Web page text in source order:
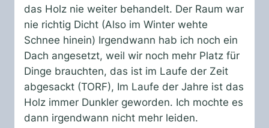
das Holz nie weiter behandelt. Der Raum war
nie richtig Dicht (Also im Winter wehte
Schnee hinein) Irgendwann hab ich noch ein
Dach angesetzt, weil wir noch mehr Platz für
Dinge brauchten, das ist im Laufe der Zeit
abgesackt (TORF), Im Laufe der Jahre ist das
Holz immer Dunkler geworden. Ich mochte es
dann irgendwann nicht mehr leiden.